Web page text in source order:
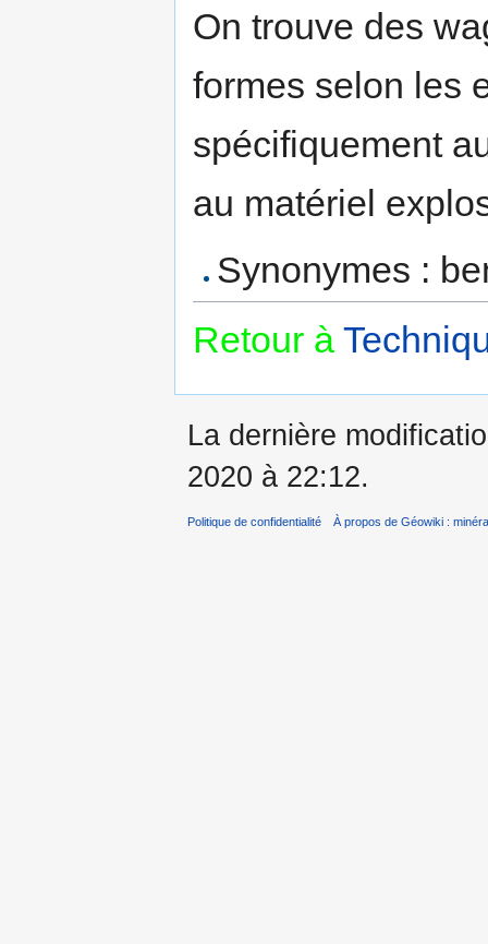
On trouve des
formes selon les
spécifiquement
au matériel
Synonymes :
Retour à
La dernière
2020 à 22:12.
Politique de confidentialité À propos de Géowiki :